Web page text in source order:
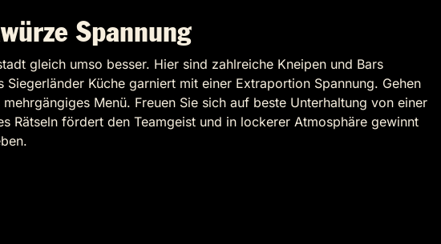
Spannung
gleich umso besser. Hier sind zahlreiche Kneipen und Bars
Küche garniert mit einer Extraportion Spannung. Gehen
Menü. Freuen Sie sich auf beste Unterhaltung von einer
Rätseln fördert den Teamgeist und in lockerer Atmosphäre gewinnt